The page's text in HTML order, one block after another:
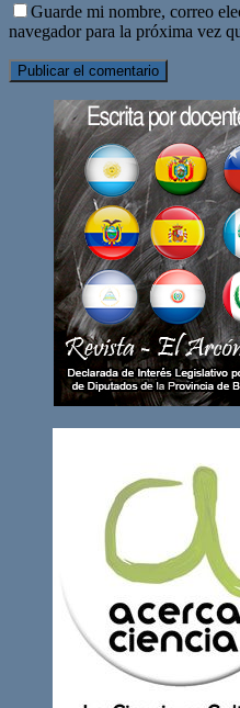
Guarde mi nombre, correo
navegador para la próxima vez